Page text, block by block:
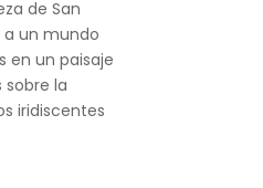
de San
a un mundo
en un paisaje
la
iridiscentes